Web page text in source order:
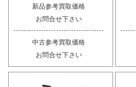
新品参考買取価格
お問合せ下さい
中古参考買取価格
お問合せ下さい